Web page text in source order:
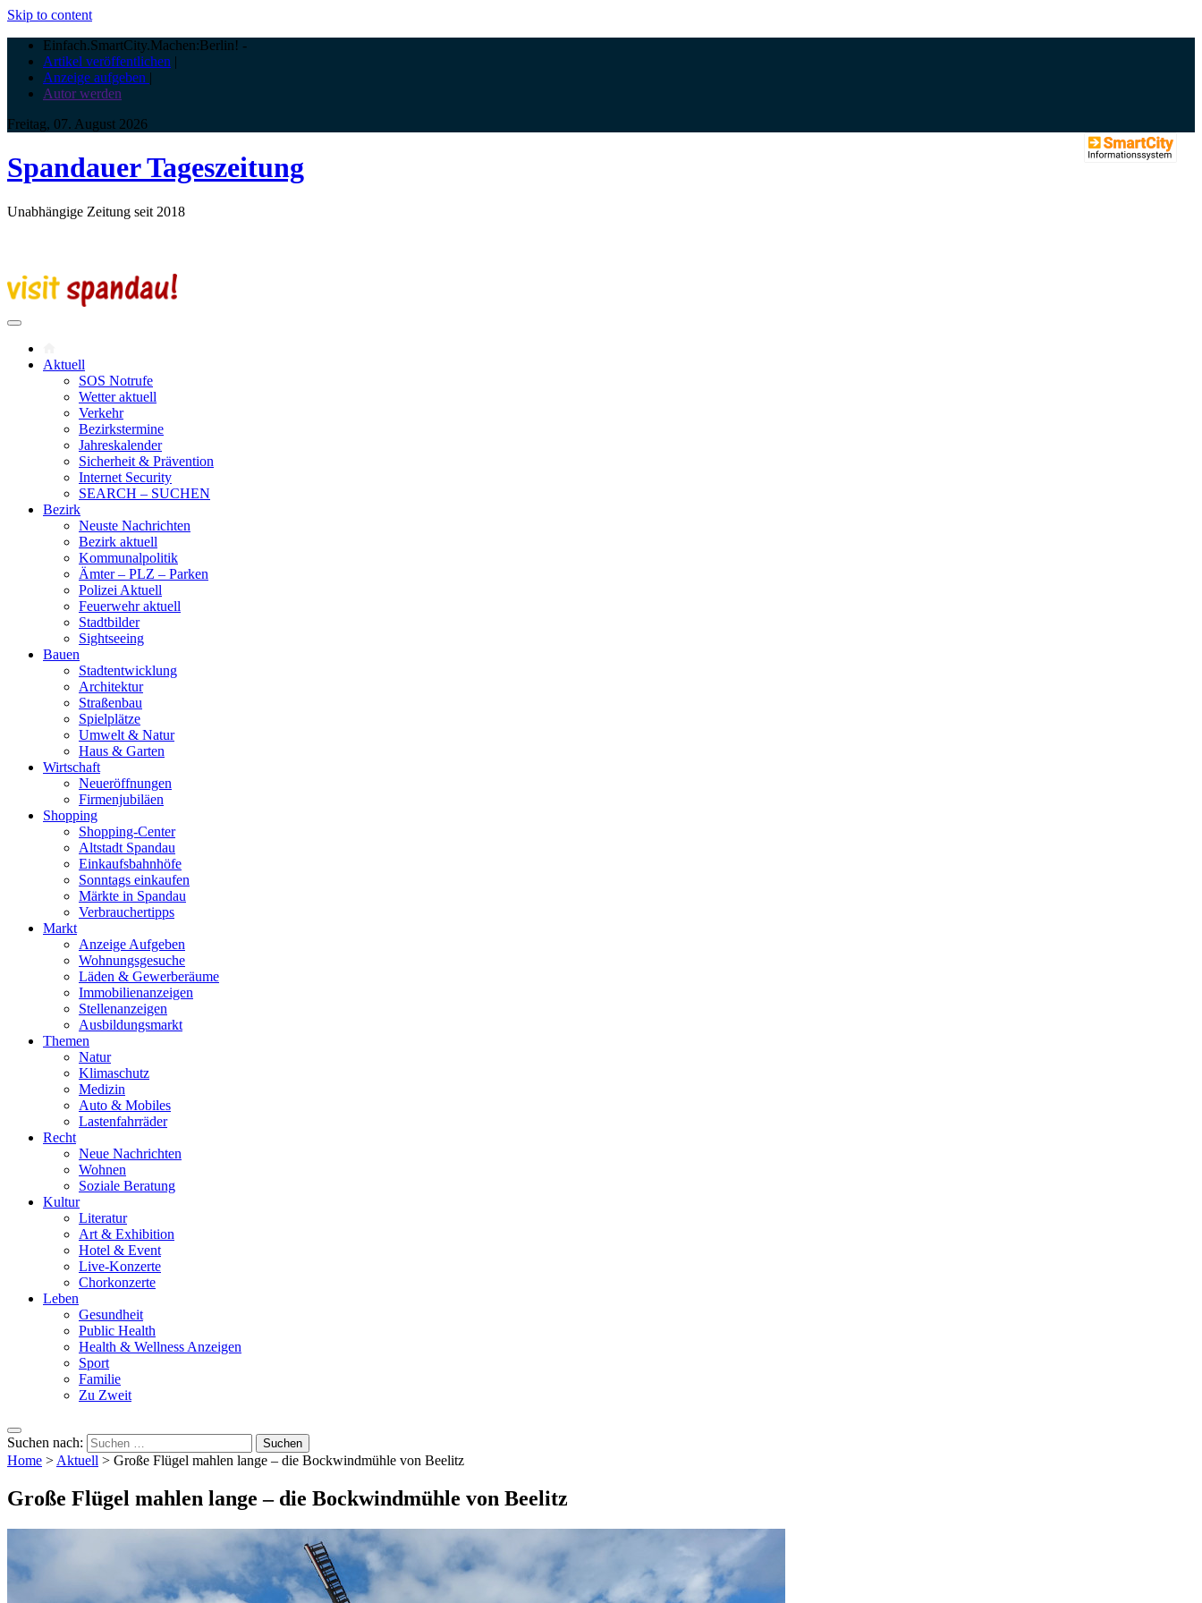
Skip to content
Einfach.SmartCity.Machen:Berlin! -
Artikel veröffentlichen |
Anzeige aufgeben |
Autor werden
Freitag, 07. August 2026
Spandauer Tageszeitung
Unabhängige Zeitung seit 2018
Aktuell
SOS Notrufe
Wetter aktuell
Verkehr
Bezirkstermine
Jahreskalender
Sicherheit & Prävention
Internet Security
SEARCH – SUCHEN
Bezirk
Neuste Nachrichten
Bezirk aktuell
Kommunalpolitik
Ämter – PLZ – Parken
Polizei Aktuell
Feuerwehr aktuell
Stadtbilder
Sightseeing
Bauen
Stadtentwicklung
Architektur
Straßenbau
Spielplätze
Umwelt & Natur
Haus & Garten
Wirtschaft
Neueröffnungen
Firmenjubiläen
Shopping
Shopping-Center
Altstadt Spandau
Einkaufsbahnhöfe
Sonntags einkaufen
Märkte in Spandau
Verbrauchertipps
Markt
Anzeige Aufgeben
Wohnungsgesuche
Läden & Gewerberäume
Immobilienanzeigen
Stellenanzeigen
Ausbildungsmarkt
Themen
Natur
Klimaschutz
Medizin
Auto & Mobiles
Lastenfahrräder
Recht
Neue Nachrichten
Wohnen
Soziale Beratung
Kultur
Literatur
Art & Exhibition
Hotel & Event
Live-Konzerte
Chorkonzerte
Leben
Gesundheit
Public Health
Health & Wellness Anzeigen
Sport
Familie
Zu Zweit
Suchen nach:
Home >Aktuell > Große Flügel mahlen lange – die Bockwindmühle von Beelitz
Große Flügel mahlen lange – die Bockwindmühle von Beelitz